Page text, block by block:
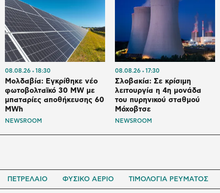
08.08.26 18:30
Μολδαβία: Εγκρίθηκε νέο
φωτοβολταϊκό 30 MW με
μπαταρίες αποθήκευσης 60
MWh
NEWSROOM
08.08.26 17:30
Σλοβακία: Σε κρίσιμη
λειτουργία η 4η μονάδα
του πυρηνικού σταθμού
Μόχοβτσε
NEWSROOM
ΠΕΤΡΕΛΑΙΟ ΦΥΣΙΚΟ ΑΕΡΙΟ ΤΙΜΟΛΟΓΙΑ ΡΕΥΜΑΤΟΣ